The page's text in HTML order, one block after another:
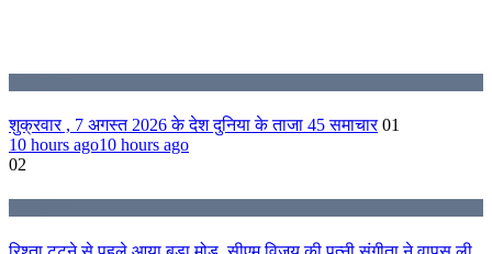
शुक्रवार , 7 अगस्त 2026 के देश दुनिया के ताजा 45 समाचार 01
10 hours ago10 hours ago
02